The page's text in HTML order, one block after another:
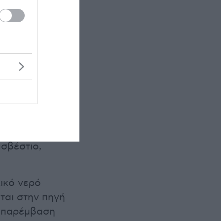
τη φύση.
που
τόπου.
νερό
στην πηγή